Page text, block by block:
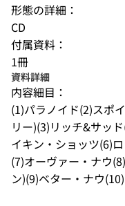
形態の詳細：
CD
付属資料：
1冊
資料詳細
内容細目：
(1)パラノイド(2)スポ
リー)(3)リッチ&サッ
イキン・ショッツ(6)
(7)オーヴァー・ナウ
ン)(9)ベター・ナウ